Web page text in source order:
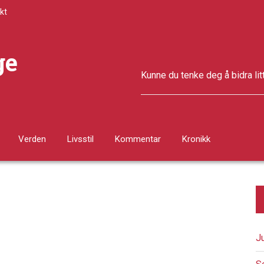
Kunne du tenke deg å bidra
Verden Livsstil Kommentar Kronikk